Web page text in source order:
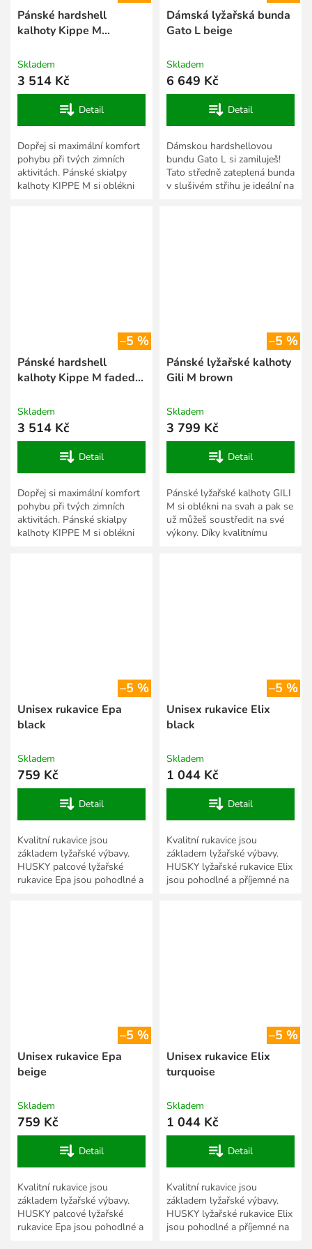
Pánské hardshell
kalhoty Kippe M
Skladem
3 514 Kč
Detail
Dopřej si maximální komfort
pohybu při tvých zimních
aktivitách. Pánské skialpy
kalhoty KIPPE M si oblékni
Dámská lyžařská bunda
Gato L beige
Skladem
6 649 Kč
Detail
Dámskou hardshellovou
bundu Gato L si zamiluješ!
Tato středně zateplená bunda
v slušivém střihu je ideální na
–5 %
Pánské hardshell
kalhoty Kippe M faded
Skladem
3 514 Kč
Detail
Dopřej si maximální komfort
pohybu při tvých zimních
aktivitách. Pánské skialpy
kalhoty KIPPE M si oblékni
–5 %
Pánské lyžařské kalhoty
Gili M brown
Skladem
3 799 Kč
Detail
Pánské lyžařské kalhoty GILI
M si oblékni na svah a pak se
už můžeš soustředit na své
výkony. Díky kvalitnímu
–5 %
Unisex rukavice Epa
black
Skladem
759 Kč
Detail
Kvalitní rukavice jsou
základem lyžařské výbavy.
HUSKY palcové lyžařské
rukavice Epa jsou pohodlné a
–5 %
Unisex rukavice Elix
black
Skladem
1 044 Kč
Detail
Kvalitní rukavice jsou
základem lyžařské výbavy.
HUSKY lyžařské rukavice Elix
jsou pohodlné a příjemné na
–5 %
Unisex rukavice Epa
beige
Skladem
759 Kč
Detail
Kvalitní rukavice jsou
základem lyžařské výbavy.
HUSKY palcové lyžařské
rukavice Epa jsou pohodlné a
–5 %
Unisex rukavice Elix
turquoise
Skladem
1 044 Kč
Detail
Kvalitní rukavice jsou
základem lyžařské výbavy.
HUSKY lyžařské rukavice Elix
jsou pohodlné a příjemné na